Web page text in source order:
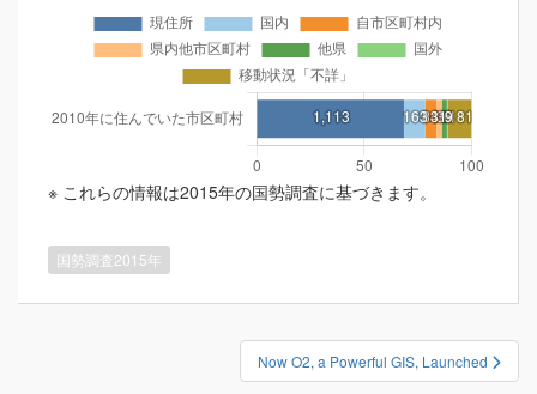
※ これらの情報は2015年の国勢調査に基づきます。
国勢調査2015年
Now O2, a Powerful GIS, Launched